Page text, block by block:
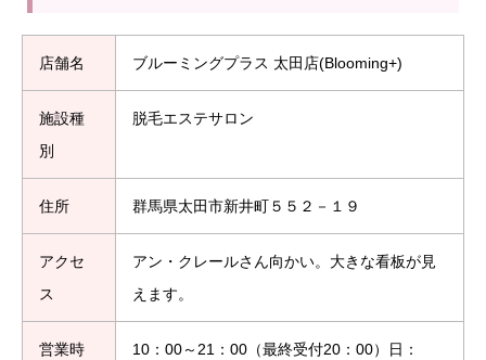
店舗名 ブルーミングプラス 太田店(Blooming+)
施設種
別
脱毛エステサロン
住所 群馬県太田市新井町５５２－１９
アクセ
ス
アン・クレールさん向かい。大きな看板が見
えます。
営業時
10：00～21：00（最終受付20：00）日：